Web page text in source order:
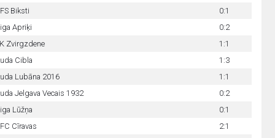
Biksti
0:1
Apriķi
0:2
Zvirgzdene
1:1
Cibla
1:3
Lubāna 2016
1:1
Jelgava Vecais 1932
0:2
Lūžņa
0:1
Cīravas
2:1